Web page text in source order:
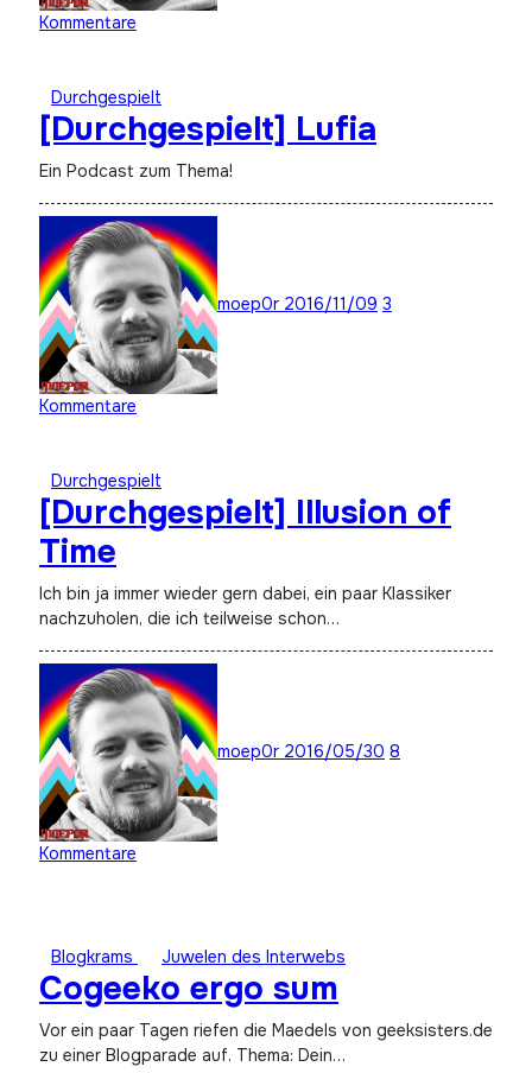
Kommentare
Durchgespielt
[Durchgespielt] Lufia
Ein Podcast zum Thema!
moep0r 2016/11/09 3
Kommentare
Durchgespielt
[Durchgespielt] Illusion of
Time
Ich bin ja immer wieder gern dabei, ein paar Klassiker
nachzuholen, die ich teilweise schon…
moep0r 2016/05/30 8
Kommentare
Blogkrams Juwelen des Interwebs
Cogeeko ergo sum
Vor ein paar Tagen riefen die Maedels von geeksisters.de
zu einer Blogparade auf. Thema: Dein…